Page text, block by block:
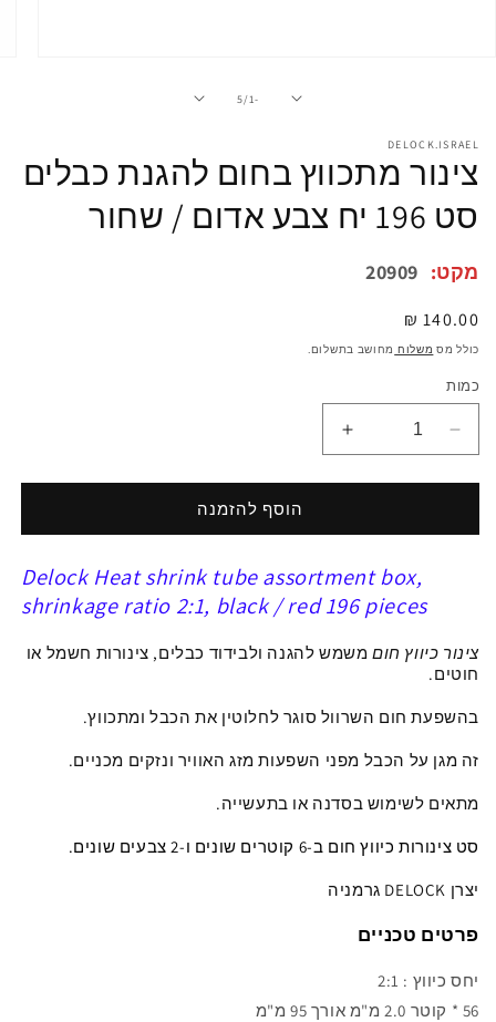
-1
/מתוך
5
DELOCK.ISRAEL
צינור מתכווץ בחום להגנת כבלים
סט 196 יח צבע אדום / שחור
מקט: 20909
מחיר
רגיל
140.00 ₪
כולל מס משלוח מחושב בתשלום.
כמות
הפחתת
כמות
ל
מתכווץ
להגנת
כבלים
196
יח
אדום
שחור
הגדלת
כמות
ל
מתכווץ
להגנת
כבלים
196
אדום
שחור
הוסף להזמנה
Delock Heat shrink tube assortment box,
shrinkage ratio 2:1, black / red 196 pieces
צינור כיווץ חום משמש להגנה ולבידוד כבלים, צינורות חשמל או
חוטים.
בהשפעת חום השרוול סוגר לחלוטין את הכבל ומתכווץ.
זה מגן על הכבל מפני השפעות מזג האוויר ונזקים מכניים.
מתאים לשימוש בסדנה או בתעשייה.
סט צינורות כיווץ חום ב-6 קוטרים שונים ו-2 צבעים שונים.
יצרן DELOCK גרמניה
פרטים טכניים
יחס כיווץ : 2:1
56 *
קוטר 2.0 מ"מ אורך 95 מ"מ